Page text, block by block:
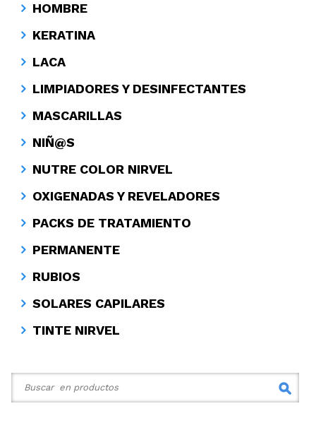
HOMBRE
KERATINA
LACA
LIMPIADORES Y DESINFECTANTES
MASCARILLAS
NIÑ@S
NUTRE COLOR NIRVEL
OXIGENADAS Y REVELADORES
PACKS DE TRATAMIENTO
PERMANENTE
RUBIOS
SOLARES CAPILARES
TINTE NIRVEL